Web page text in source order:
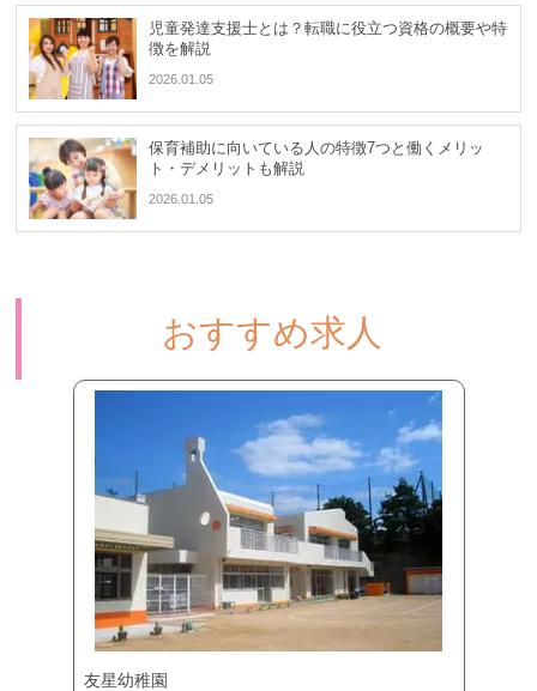
児童発達支援士とは？転職に役立つ資格の概要や特
徴を解説
2026.01.05
保育補助に向いている人の特徴7つと働くメリッ
ト・デメリットも解説
2026.01.05
おすすめ求人
友星幼稚園